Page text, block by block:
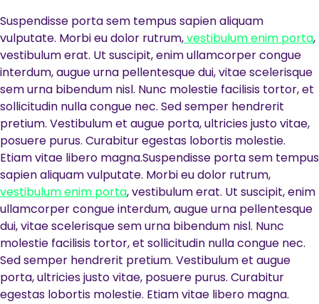
Suspendisse porta sem tempus sapien aliquam
vulputate. Morbi eu dolor rutrum,vestibulum enim porta,
vestibulum erat. Ut suscipit, enim ullamcorper congue
interdum, augue urna pellentesque dui, vitae scelerisque
sem urna bibendum nisl. Nunc molestie facilisis tortor, et
sollicitudin nulla congue nec. Sed semper hendrerit
pretium. Vestibulum et augue porta, ultricies justo vitae,
posuere purus. Curabitur egestas lobortis molestie.
Etiam vitae libero magna.Suspendisse porta sem tempus
sapien aliquam vulputate. Morbi eu dolor rutrum,
vestibulum enim porta, vestibulum erat. Ut suscipit, enim
ullamcorper congue interdum, augue urna pellentesque
dui, vitae scelerisque sem urna bibendum nisl. Nunc
molestie facilisis tortor, et sollicitudin nulla congue nec.
Sed semper hendrerit pretium. Vestibulum et augue
porta, ultricies justo vitae, posuere purus. Curabitur
egestas lobortis molestie. Etiam vitae libero magna.